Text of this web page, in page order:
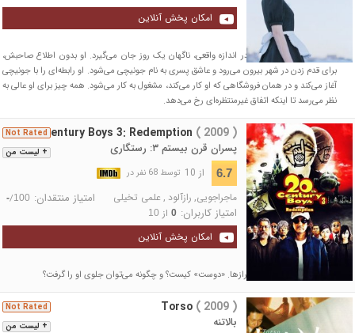
امکان پخش آنلاین
یک عروسک جنسی بادی در اندازه واقعی، ناگهان یک روز جان می‌گیرد. او بدون اطلاع صاحبش،
برای قدم زدن در شهر بیرون می‌رود و عاشق پسری به نام جونیچی می‌شود. او رابطه‌ای را با جونیچی
آغاز می‌کند و در همان فروشگاهی که او کار می‌کند، مشغول به کار می‌شود. همه چیز برای او عالی به
نظر می‌رسد تا اینکه اتفاق غیرمنتظره‌ای رخ می‌دهد.
+ لیست من
Not Rated
20th Century Boys 3: Redemption ( 2009 )
پسران قرن بیستم ۳: رستگاری
6.7 از 10 توسط 68 نفر در
ماجراجویی, رازآلود ,علمی تخیلی امتیاز منتقدان: -/100
امتیاز کاربران: 0از 10
امکان پخش آنلاین
نبرد نهایی و افشای آخرین رازها. «دوست» کیست؟ و چگونه می‌توان جلوی او را گرفت؟
+ لیست من
Not Rated Torso ( 2009 )
بالاتنه